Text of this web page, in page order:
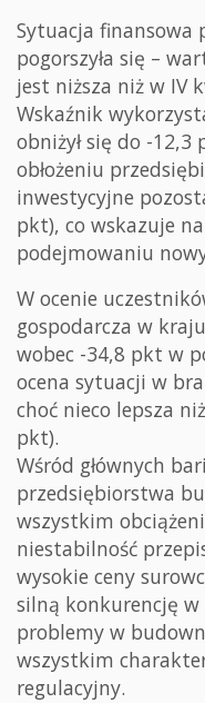
Sytuacja finansowa
pogorszyła się –
jest niższa niż w IV
Wskaźnik
obniżył się do -
obłożeniu
inwestycyjne
pkt), co wskazuje
podejmowaniu
W ocenie
gospodarcza w
wobec -34,8 pkt w
ocena sytuacji w
choć nieco lepsza
pkt).
Wśród głównych
przedsiębiorstwa
wszystkim
niestabilność
wysokie ceny
silną konkurencję w
problemy w
wszystkim
regulacyjny.